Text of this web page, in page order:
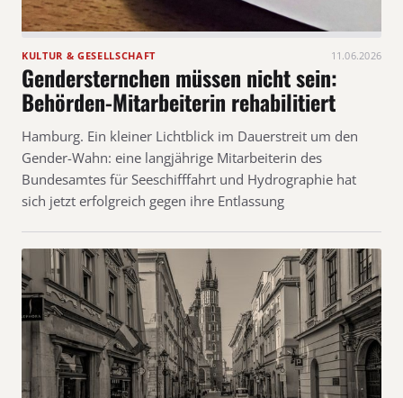
KULTUR & GESELLSCHAFT 11.06.2026
Gendersternchen müssen nicht sein:
Behörden-Mitarbeiterin rehabilitiert
Hamburg. Ein kleiner Lichtblick im Dauerstreit um den
Gender-Wahn: eine langjährige Mitarbeiterin des
Bundesamtes für Seeschifffahrt und Hydrographie hat
sich jetzt erfolgreich gegen ihre Entlassung